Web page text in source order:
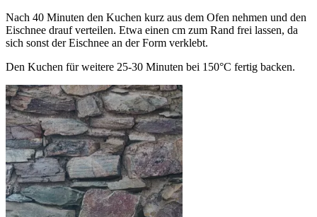
Nach 40 Minuten den Kuchen kurz aus dem Ofen nehmen und den
Eischnee drauf verteilen. Etwa einen cm zum Rand frei lassen, da
sich sonst der Eischnee an der Form verklebt.
Den Kuchen für weitere 25-30 Minuten bei 150°C fertig backen.